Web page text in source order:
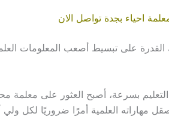
احياء بجدة تواصل الان
على تبسيط أصعب المعلومات
بسرعة، أصبح العثور على معلمة
مهاراته العلمية أمرًا ضروريًا لكل